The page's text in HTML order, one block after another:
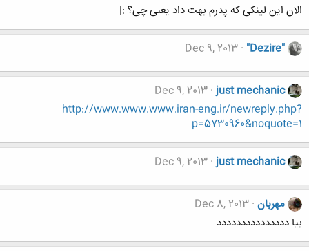
الان این لینکی که پدرم بهت داد یعنی چی؟ :|
"Dezire"
Dec 9, 2013
just mechanic
Dec 9, 2013
http://www.www.www.iran-eng.ir/newreply.php?
p=5730960&noquote=1
just mechanic
Dec 9, 2013
مهربان Dec 8, 2013
بیا ددددددددددددددد